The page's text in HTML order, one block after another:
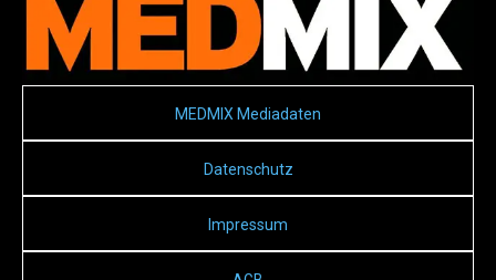
MEDMIX Mediadaten
Datenschutz
Impressum